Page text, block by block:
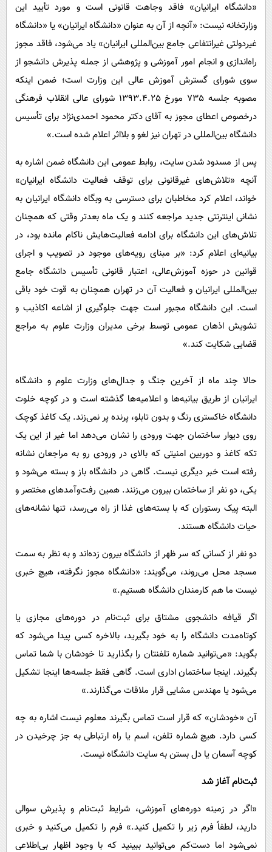
«دانشگاه ایرانیان» فاقد وجاهت قانونی است و مورد تأیید این
وزارتخانه نیست: «آنچه از آن به عنوان «دانشگاه ایرانیان» یا «دانشگاه
غیردولتی غیرانتفاعی جامع بین‌المللی ایرانیان» یاد می‌شود، فاقد مجوز
راه‌اندازی و انجام امور آموزشی و پژوهشی از جمله پذیرش دانشجو از
سوی شورای گسترش آموزش عالی این وزارت است؛ ضمن اینکه
مصوبه جلسه 735 مورخ 1393.4.25 شورای عالی انقلاب فرهنگی
درخصوص اعطای مجوز به آقای دکتر محمود احمدی‌نژاد برای تأسیس
دانشگاه بین‌المللی در تهران نیز لغو و بلااثر اعلام شده است.»
پس از مسدود شدن سایت، روابط عمومی این دانشگاه ضمن اشاره به
آنچه «تلاش‌های غیرقانونی برای توقف فعالیت دانشگاه ایرانیان»
خواند، اعلام کرد مخاطبان برای دسترسی به وبگاه دانشگاه ایرانیان به
نشانی اینترنتی جدید مراجعه کنند و یک ماه بعدتر وقتی که همچنان
تلاش‌های این دانشگاه برای ادامه فعالیت‌هایش ناکام مانده بود، در
بیانیه‌ای اعلام کرد: «بر مبنای رویه‌های موجود در تصویب و اجرای
قوانین در حوزه آموزش‌عالی، اعتبار قانونی تأسیس دانشگاه جامع
بین‌المللی ایرانیان و فعالیت آن در تهران همچنان به قوت خود باقی
است. این دانشگاه مجبور است جهت جلوگیری از اشاعه اکاذیب و
تشویش اذهان عمومی توسط برخی مدیران وزارت علوم به مراجع
قضایی شکایت کند.»
حالا چند ماه از آخرین جنگ و جدال‌های وزارت علوم و دانشگاه
ایرانیان از طریق بیانیه‌ها و اعلامیه‌ها گذشته است و در کوچه خلوت
دانشگاه خاکستری رنگ و بدون تابلو، پرنده پر نمی‌زند. یک کاغذ کوچک
روی دیوار ساختمان جهت ورودی را نشان می‌دهد اما غیر از این یک
تکه کاغذ و دوربین امنیتی که بالای در ورودی رو به مراجعان نشانه
رفته است خبر دیگری نیست. گاهی در دانشگاه باز و بسته می‌شود و
یکی، دو نفر از ساختمان بیرون می‌زنند. همین رفت‌و‌آمدهای مختصر و
البته پیک رستوران که با بسته‌های غذا از راه می‌رسد، تنها نشانه‌های
حیات دانشگاه هستند.
دو نفر از کسانی که سر ظهر از دانشگاه بیرون زده‌اند و به نظر به سمت
مسجد محل می‌روند، می‌گویند: «دانشگاه مجوز نگرفته، هیچ خبری
نیست ما هم کارمندان دانشگاه هستیم.»
اگر قیافه دانشجوی مشتاق برای ثبت‌نام در دوره‌های مجازی یا
کوتاه‌مدت دانشگاه را به خود بگیرید، بالاخره کسی پیدا می‌شود که
بگوید: «می‌توانید شماره تلفنتان را بگذارید تا خودشان با شما تماس
بگیرند. اینجا ساختمان اداری است. گاهی فقط جلسه‌ها اینجا تشکیل
می‌شود یا مهندس مشایی قرار ملاقات می‌گذارند.»
آن «خودشان» که قرار است تماس بگیرند معلوم نیست اشاره به چه
کسی دارد. هیچ شماره تلفن، اسم یا راه ارتباطی به جز چرخیدن در
کوچه آسمان یا دل بستن به سایت دانشگاه نیست.
ثبت‌نام آغاز شد
«اگر در زمینه دوره‌های آموزشی، شرایط ثبت‌نام و پذیرش سوالی
دارید، لطفاً فرم زیر را تکمیل کنید.» فرم را تکمیل می‌کنید و خبری
نمی‌شود اما دست‌کم می‌توانید ببینید که با وجود اظهار بی‌اطلاعی